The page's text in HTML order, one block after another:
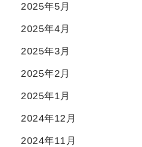
2025年5月
2025年4月
2025年3月
2025年2月
2025年1月
2024年12月
2024年11月